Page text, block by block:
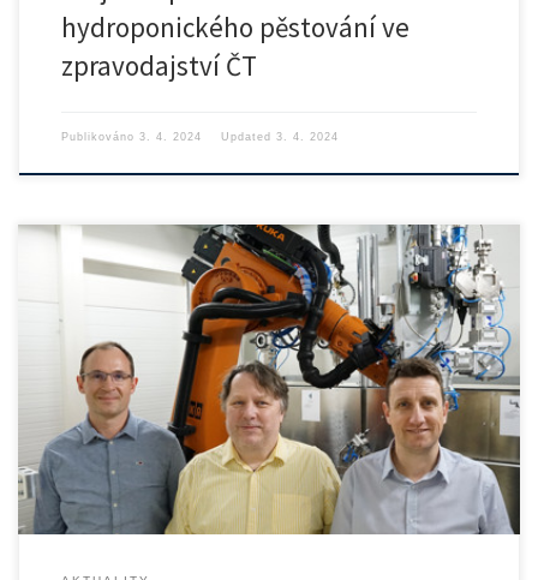
hydroponického pěstování ve
zpravodajství ČT
Publikováno 3. 4. 2024 Updated 3. 4. 2024
Ústav přístrojové a řídicí techniky se významně podílí na řešení
projektu špičkového výzkumu ROBOPROX, který se zaměřuje na
průlomový výzkum a vývoj v oblasti robotiky a pokročilé průmyslové
výroby využitím flexibilního nasazení robotů s vysokou mírou
autonomie, bezpečné spolupráce s lidmi, řízení a optimalizace
výrobních procesů a výpočetních metod pro výrobu a materiálové
inženýrství.